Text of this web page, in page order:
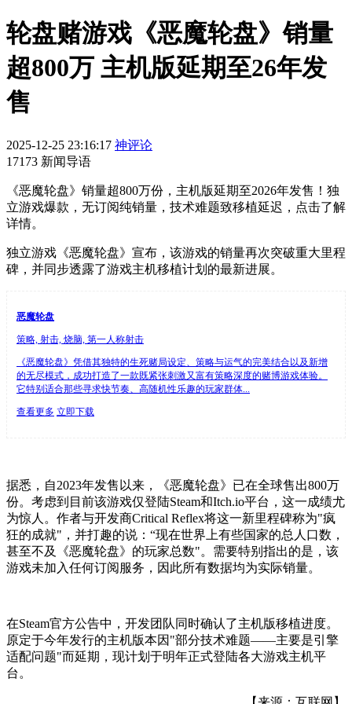
轮盘赌游戏《恶魔轮盘》销量
超800万 主机版延期至26年发
售
2025-12-25 23:16:17 神评论
17173 新闻导语
《恶魔轮盘》销量超800万份，主机版延期至2026年发售！独
立游戏爆款，无订阅纯销量，技术难题致移植延迟，点击了解
详情。
独立游戏《恶魔轮盘》宣布，该游戏的销量再次突破重大里程
碑，并同步透露了游戏主机移植计划的最新进展。
恶魔轮盘
策略, 射击, 烧脑, 第一人称射击
《恶魔轮盘》凭借其独特的生死赌局设定、策略与运气的完美结合以及新增
的无尽模式，成功打造了一款既紧张刺激又富有策略深度的赌博游戏体验。
它特别适合那些寻求快节奏、高随机性乐趣的玩家群体...
查看更多 立即下载
据悉，自2023年发售以来，《恶魔轮盘》已在全球售出800万
份。考虑到目前该游戏仅登陆Steam和Itch.io平台，这一成绩尤
为惊人。作者与开发商Critical Reflex将这一新里程碑称为"疯
狂的成就"，并打趣的说：“现在世界上有些国家的总人口数，
甚至不及《恶魔轮盘》的玩家总数"。需要特别指出的是，该
游戏未加入任何订阅服务，因此所有数据均为实际销量。
在Steam官方公告中，开发团队同时确认了主机版移植进度。
原定于今年发行的主机版本因"部分技术难题——主要是引擎
适配问题"而延期，现计划于明年正式登陆各大游戏主机平
台。